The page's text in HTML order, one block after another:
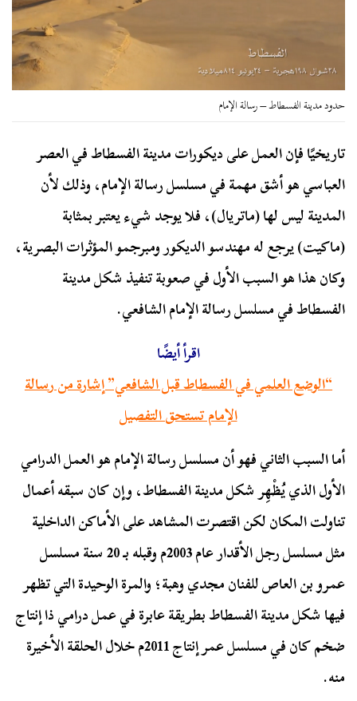
حدود مدينة الفسطاط – رسالة الإمام
تاريخيًا فإن العمل على ديكورات مدينة الفسطاط في العصر
العباسي هو أشق مهمة في مسلسل رسالة الإمام، وذلك لأن
المدينة ليس لها (ماتريال)، فلا يوجد شيء يعتبر بمثابة
(ماكيت) يرجع له مهندسو الديكور ومبرجمو المؤثرات البصرية،
وكان هذا هو السبب الأول في صعوبة تنفيذ شكل مدينة
الفسطاط في مسلسل رسالة الإمام الشافعي.
اقرأ أيضًا
“الوضع العلمي في الفسطاط قبل الشافعي” إشارة من رسالة
الإمام تستحق التفصيل
أما السبب الثاني فهو أن مسلسل رسالة الإمام هو العمل الدرامي
الأول الذي يُظْهِر شكل مدينة الفسطاط، وإن كان سبقه أعمال
تناولت المكان لكن اقتصرت المشاهد على الأماكن الداخلية
مثل مسلسل رجل الأقدار عام 2003م وقبله بـ 20 سنة مسلسل
عمرو بن العاص للفنان مجدي وهبة؛ والمرة الوحيدة التي تظهر
فيها شكل مدينة الفسطاط بطريقة عابرة في عمل درامي ذا إنتاج
ضخم كان في مسلسل عمر إنتاج 2011م خلال الحلقة الأخيرة
منه.